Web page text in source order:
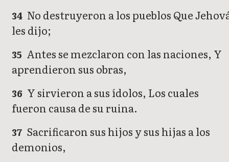
34 No destruyeron a los pueblos Que
les dijo;
35 Antes se mezclaron con las naciones, Y
aprendieron sus obras,
36 Y sirvieron a sus ídolos, Los cuales
fueron causa de su ruina.
37 Sacrificaron sus hijos y sus hijas a los
demonios,